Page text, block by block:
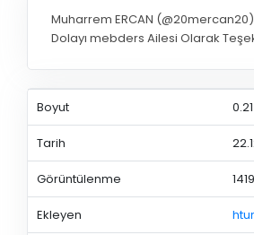
Muharrem ERCAN (@20mercan20)
Dolayı mebders Ailesi Olarak
Boyut
Tarih
Görüntülenme 1419
Ekleyen